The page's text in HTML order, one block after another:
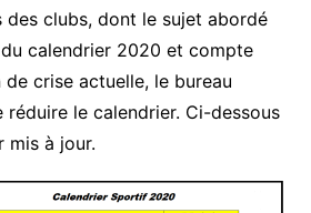
des clubs, dont le sujet abordé
calendrier 2020 et compte
crise actuelle, le bureau
le calendrier. Ci-dessous
mis à jour.